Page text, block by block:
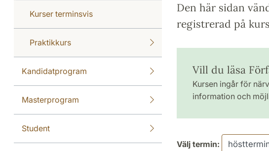
Kurser terminsvis
Praktikkurs
Kandidatprogram
Masterprogram
Student
Den här sidan
registrerad på
Vill du läsa
Kursen ingår för
information och
Välj termin: